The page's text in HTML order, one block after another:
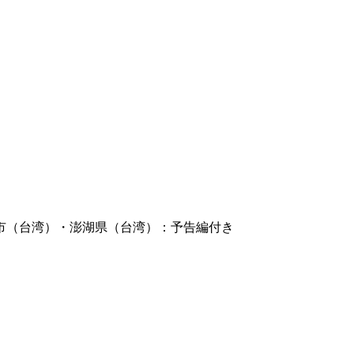
台湾）・澎湖県（台湾）：予告編付き